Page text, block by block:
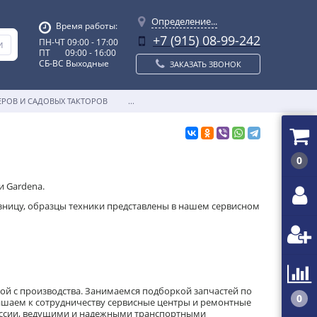
Время работы:
ПН-ЧТ 09:00 - 17:00
ПТ 09:00 - 16:00
СБ-ВС Выходные
Определение...
+7 (915) 08-99-242
ЗАКАЗАТЬ ЗВОНОК
И САДОВЫХ ТАКТОРОВ ...
Gardena.
образцы техники представлены в нашем сервисном
с производства. Занимаемся подборкой запчастей по
к сотрудничеству сервисные центры и ремонтные
ведущими и надежными транспортными
0
0